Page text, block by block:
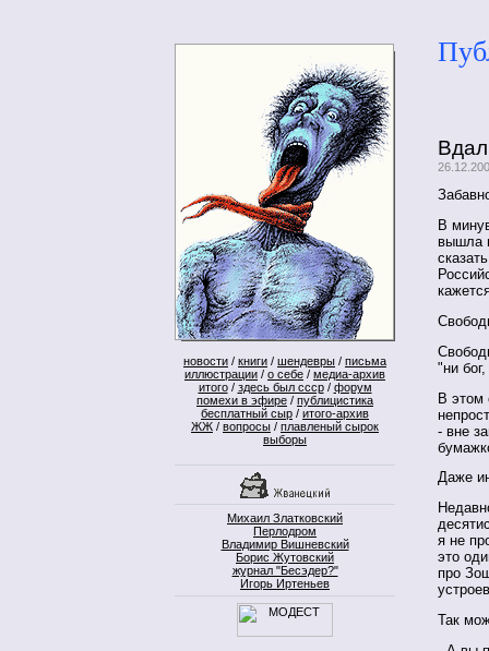
новости / книги / шендевры / письма
иллюстрации / о себе / медиа-архив
итого/ здесь был ссср/ форум
помехи в эфире / публицистика
бесплатный сыр / итого-архив
ЖЖ / вопросы / плавленый сырок
выборы
Михаил Златковский
Перлодром
Владимир Вишневский
Борис Жутовский
журнал "Бесэдер?"
Игорь Иртеньев
В
вышла
"ни
В этом
- вне
Даже
я не
это
про
Так